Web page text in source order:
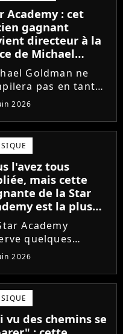
prometteur
Academy : cet
gagnant
directeur à la
de Michael
? Il donne
sa réponse
Goldman ne
pas en tant
directeur de la
saison de la
Academy. Mais qui
sa place ? Alors
son nom circule,
gagnant de
2026
l'avez tous
mais cette
de la Star
est la plus
de l'histoire
!
Academy
quelques
Cette
totalement
de l'émission
plus
en streaming
Jenifer et Nolwenn
2026
vu des chemins se